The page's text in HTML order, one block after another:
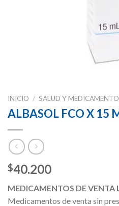
INICIO / SALUD Y
ALBASOL FCO X 15
$40.200
MEDICAMENTOS DE VENTA
Medicamentos de venta sin